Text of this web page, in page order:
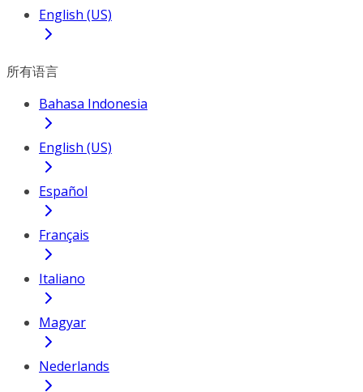
English (US)
所有语言
Bahasa Indonesia
English (US)
Español
Français
Italiano
Magyar
Nederlands